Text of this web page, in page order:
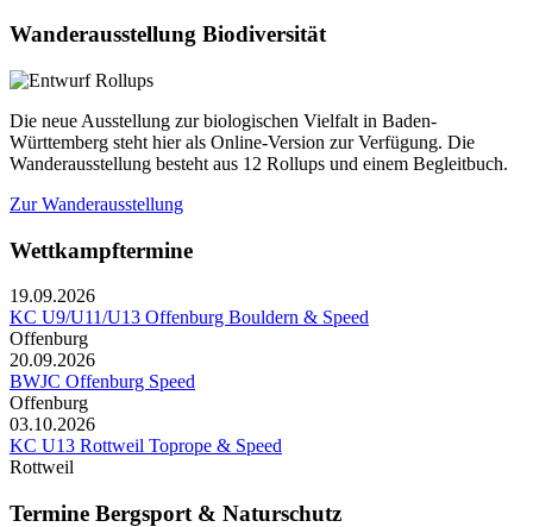
Wanderausstellung Biodiversität
Die neue Ausstellung zur biologischen Vielfalt in Baden-
Württemberg steht hier als Online-Version zur Verfügung. Die
Wanderausstellung besteht aus 12 Rollups und einem Begleitbuch.
Zur Wanderausstellung
Wettkampftermine
19.09.2026
KC U9/U11/U13 Offenburg Bouldern & Speed
Offenburg
20.09.2026
BWJC Offenburg Speed
Offenburg
03.10.2026
KC U13 Rottweil Toprope & Speed
Rottweil
Termine Bergsport & Naturschutz